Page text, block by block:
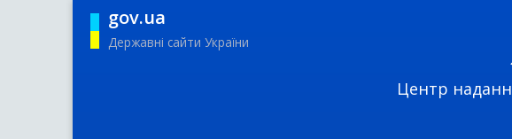
gov.ua
Державні сайти України
Центр